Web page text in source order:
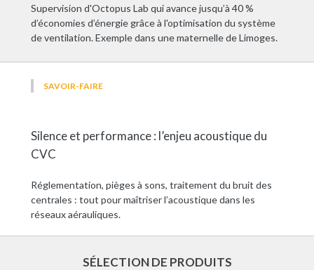
Supervision d'Octopus Lab qui avance jusqu’à 40 %
d’économies d’énergie grâce à l'optimisation du système
de ventilation. Exemple dans une maternelle de Limoges.
SAVOIR-FAIRE
Silence et performance : l’enjeu acoustique du
CVC
Réglementation, pièges à sons, traitement du bruit des
centrales : tout pour maîtriser l’acoustique dans les
réseaux aérauliques.
SÉLECTION DE PRODUITS